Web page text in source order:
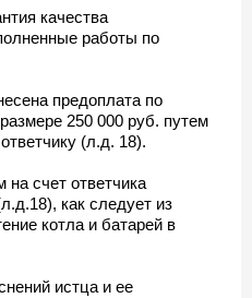
качества
работы по
предоплата по
250 000 руб. путем
(л.д. 18).
на счет ответчика
как следует из
котла и батарей в
истца и ее